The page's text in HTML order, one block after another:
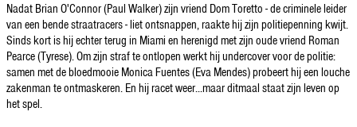
Nadat Brian O'Connor (Paul Walker) zijn vriend Dom Toretto - de criminele leider
van een bende straatracers - liet ontsnappen, raakte hij zijn politiepenning kwijt.
Sinds kort is hij echter terug in Miami en herenigd met zijn oude vriend Roman
Pearce (Tyrese). Om zijn straf te ontlopen werkt hij undercover voor de politie:
samen met de bloedmooie Monica Fuentes (Eva Mendes) probeert hij een louche
zakenman te ontmaskeren. En hij racet weer...maar ditmaal staat zijn leven op
het spel.